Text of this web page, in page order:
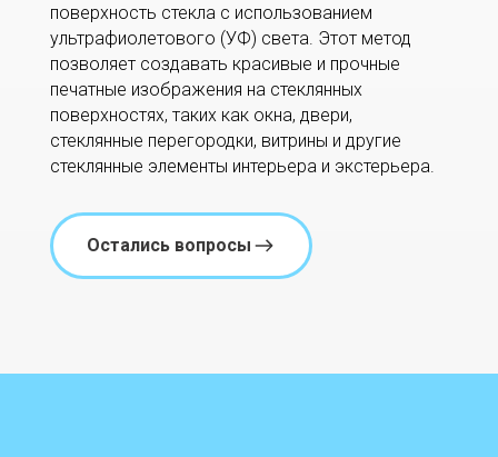
поверхность стекла с использованием
ультрафиолетового (УФ) света. Этот метод
позволяет создавать красивые и прочные
печатные изображения на стеклянных
поверхностях, таких как окна, двери,
стеклянные перегородки, витрины и другие
стеклянные элементы интерьера и экстерьера.
Остались вопросы